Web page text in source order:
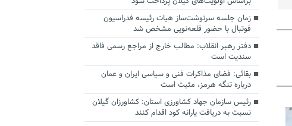
زمان جلسه سرنوشت‌ساز هیات رئیسه فدراسیون
فوتبال با حضور قلعه‌نویی مشخص شد
دفتر رهبر انقلاب: مطالب خارج از مراجع رسمی فاقد
سندیت است
بقائی: فضای مذاکرات فنی و سیاسی ایران و عمان
درباره تنگه هرمز، مثبت است
رئیس سازمان جهاد کشاورزی استان: کشاورزان گیلان
نسبت به دریافت یارانه کود اقدام کنند